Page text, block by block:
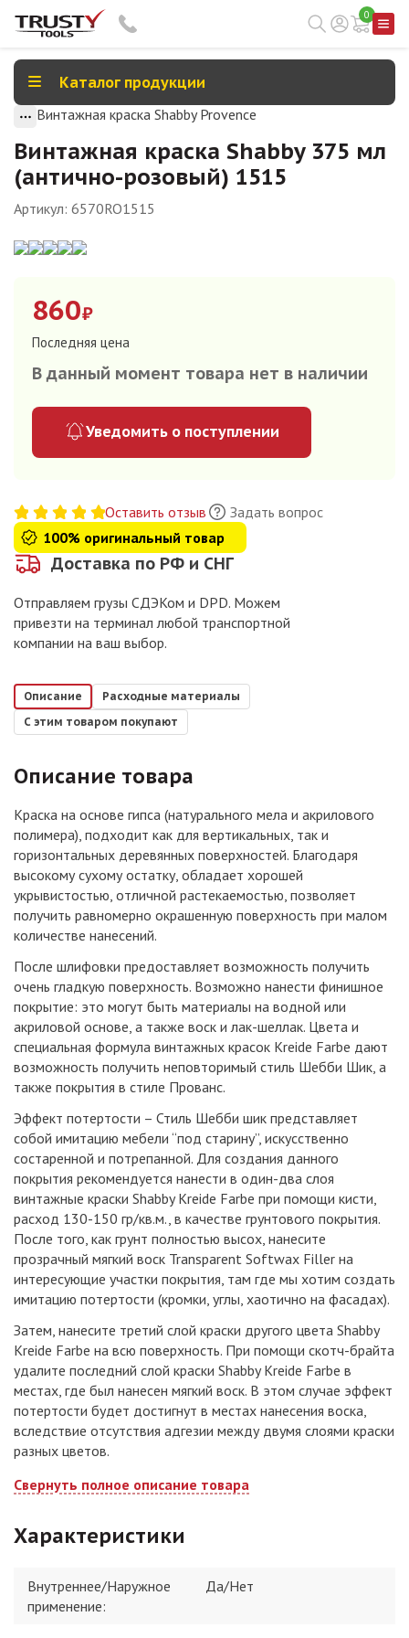
0
Каталог продукции
Винтажная краска Shabby Provence
Винтажная краска Shabby 375 мл
(антично-розовый) 1515
Артикул: 6570RO1515
860₽
Последняя цена
В данный момент товара нет в наличии
Уведомить о поступлении
Оставить отзыв
Задать вопрос
100% оригинальный товар
Доставка по РФ и СНГ
Отправляем грузы СДЭКом и DPD. Можем
привезти на терминал любой транспортной
компании на ваш выбор.
Описание
Расходные материалы
С этим товаром покупают
Описание товара
Краска на основе гипса (натурального мела и акрилового
полимера), подходит как для вертикальных, так и
горизонтальных деревянных поверхностей. Благодаря
высокому сухому остатку, обладает хорошей
укрывистостью, отличной растекаемостью, позволяет
получить равномерно окрашенную поверхность при малом
количестве нанесений.
После шлифовки предоставляет возможность получить
очень гладкую поверхность. Возможно нанести финишное
покрытие: это могут быть материалы на водной или
акриловой основе, а также воск и лак-шеллак. Цвета и
специальная формула винтажных красок Kreide Farbe дают
возможность получить неповторимый стиль Шебби Шик, а
также покрытия в стиле Прованс.
Эффект потертости – Стиль Шебби шик представляет
собой имитацию мебели “под старину”, искусственно
состаренной и потрепанной. Для создания данного
покрытия рекомендуется нанести в один-два слоя
винтажные краски Shabby Kreide Farbe при помощи кисти,
расход 130-150 гр/кв.м., в качестве грунтового покрытия.
После того, как грунт полностью высох, нанесите
прозрачный мягкий воск Transparent Softwax Filler на
интересующие участки покрытия, там где мы хотим создать
имитацию потертости (кромки, углы, хаотично на фасадах).
Затем, нанесите третий слой краски другого цвета Shabby
Kreide Farbe на всю поверхность. При помощи скотч-брайта
удалите последний слой краски Shabby Kreide Farbe в
местах, где был нанесен мягкий воск. В этом случае эффект
потертости будет достигнут в местах нанесения воска,
вследствие отсутствия адгезии между двумя слоями краски
разных цветов.
Свернуть полное описание товара
Характеристики
Внутреннее/Наружное
применение:
Да/Нет